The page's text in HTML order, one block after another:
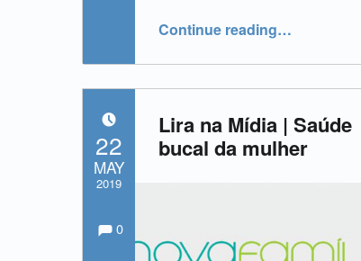
Continue reading“Lira na Mídia | Hormônios femininos e saúde bucal”
…
Lira na Mídia | Saúde
bucal da mulher
22
MAY
2019
Written by: 0